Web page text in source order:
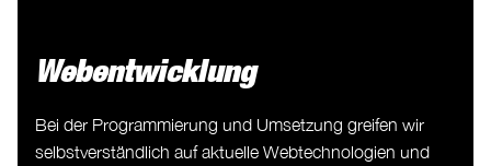
Webentwicklung
Bei der Programmierung und Umsetzung greifen wir
selbstverständlich auf aktuelle Webtechnologien und